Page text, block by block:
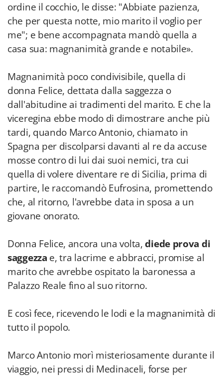
ordine il cocchio, le disse: "Abbiate pazienza,
che per questa notte, mio marito il voglio per
me"; e bene accompagnata mandò quella a
casa sua: magnanimità grande e notabile».
Magnanimità poco condivisibile, quella di
donna Felice, dettata dalla saggezza o
dall'abitudine ai tradimenti del marito. E che la
viceregina ebbe modo di dimostrare anche più
tardi, quando Marco Antonio, chiamato in
Spagna per discolparsi davanti al re da accuse
mosse contro di lui dai suoi nemici, tra cui
quella di volere diventare re di Sicilia, prima di
partire, le raccomandò Eufrosina, promettendo
che, al ritorno, l'avrebbe data in sposa a un
giovane onorato.
Donna Felice, ancora una volta,diede prova di
saggezza e, tra lacrime e abbracci, promise al
marito che avrebbe ospitato la baronessa a
Palazzo Reale fino al suo ritorno.
E così fece, ricevendo le lodi e la magnanimità di
tutto il popolo.
Marco Antonio morì misteriosamente durante il
viaggio, nei pressi di Medinaceli, forse per